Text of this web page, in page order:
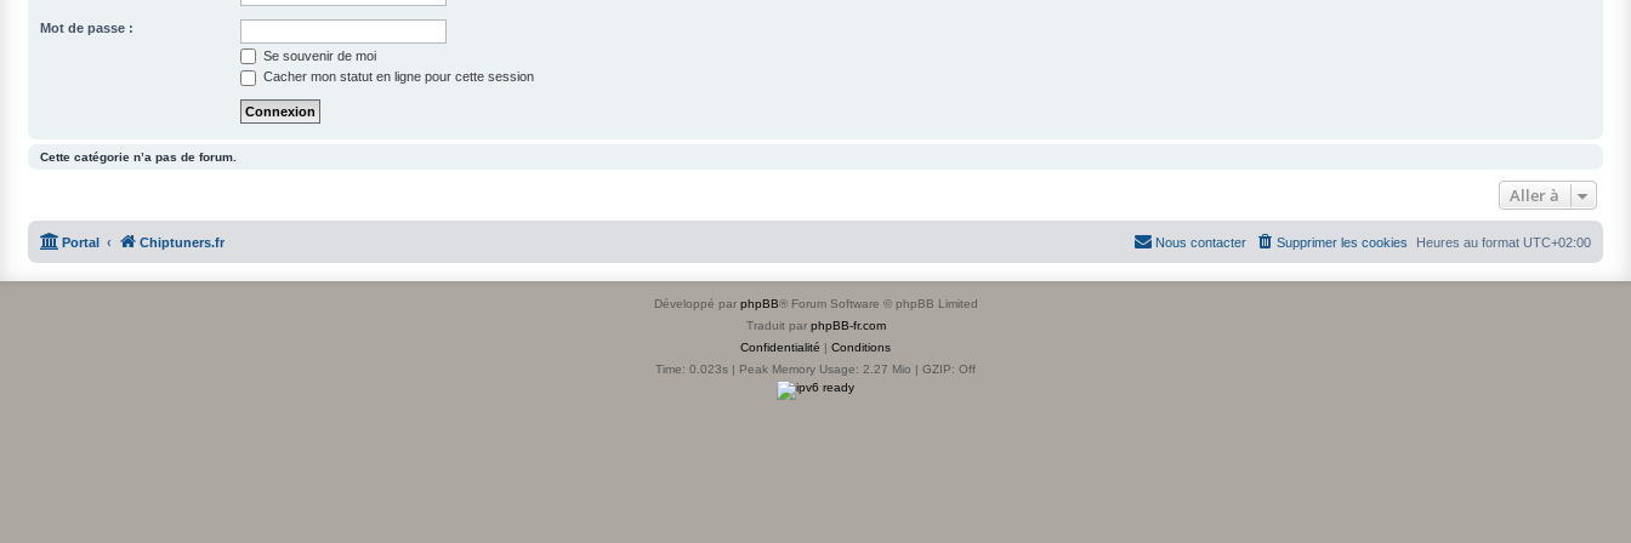
Mot de passe :
Se souvenir de moi
Cacher mon statut en ligne pour cette session
Cette catégorie n’a pas de forum.
Aller à
Portal Chiptuners.fr Heures au format UTC+02:00
Supprimer les cookies
Nous contacter
Développé par phpBB® Forum Software © phpBB Limited
Traduit par phpBB-fr.com
Confidentialité | Conditions
Time: 0.023s | Peak Memory Usage: 2.27 Mio | GZIP: Off